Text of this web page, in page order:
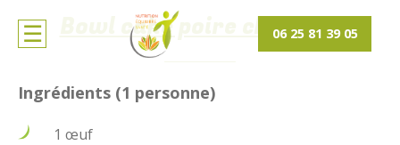
06 25 81 39 05
Bowl cake poire chocolat
Ingrédients (1 personne)
1 œuf